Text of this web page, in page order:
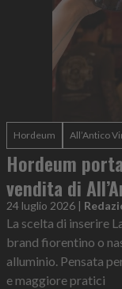
Hordeum All’Antico
Hordeum
vendita di
24 luglio 2026 |
La scelta di inserire
brand fiorentino o
alluminio. Pensata
e maggiore pratici